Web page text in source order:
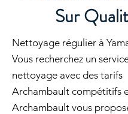
Sur
Nettoyage régulier à
Vous recherchez un
nettoyage avec des tarifs
Archambault compétitifs
Archambault vous